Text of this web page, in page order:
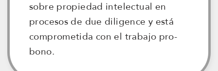
sobre propiedad intelectual en
procesos de due diligence y está
comprometida con el trabajo pro-
bono.